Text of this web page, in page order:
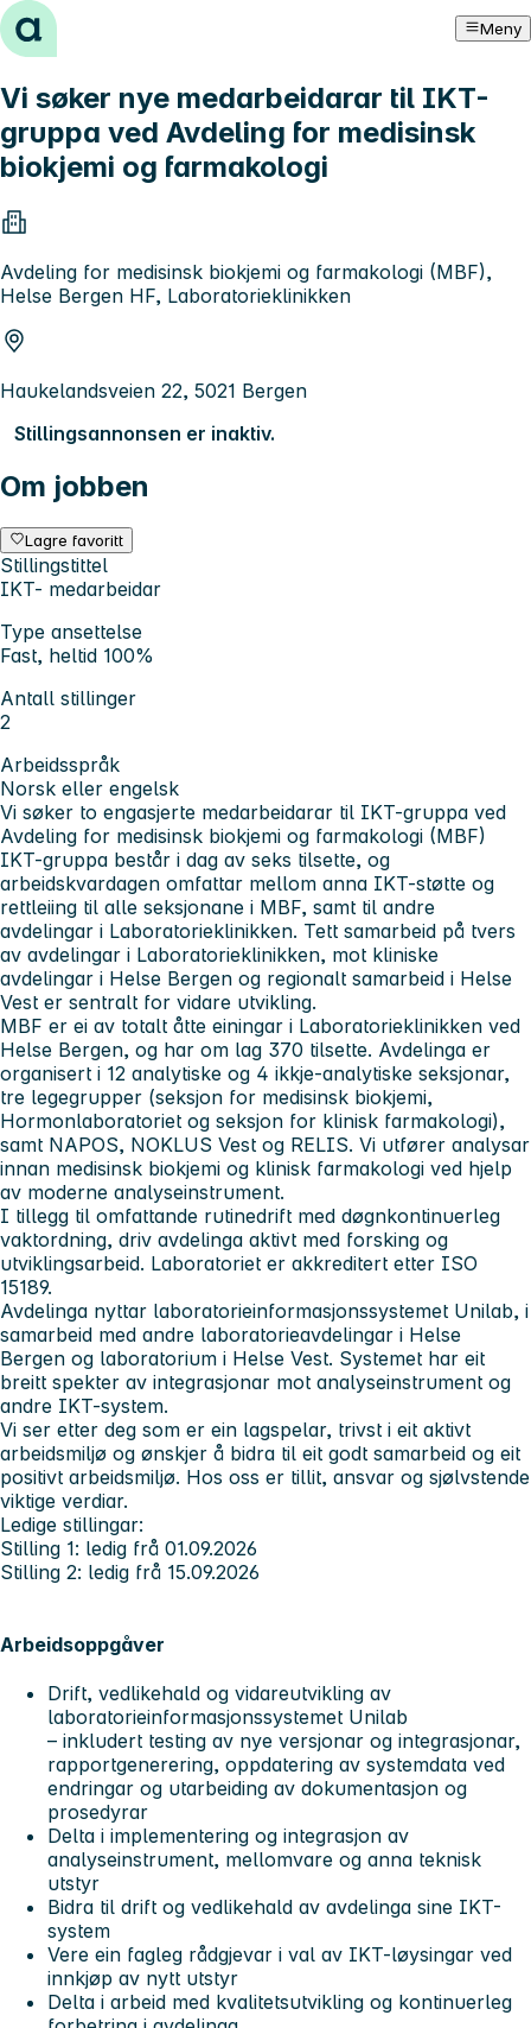
Hopp til innhold Meny
Vi søker nye medarbeidarar til IKT-
gruppa ved Avdeling for medisinsk
biokjemi og farmakologi
Avdeling for medisinsk biokjemi og farmakologi (MBF),
Helse Bergen HF, Laboratorieklinikken
Haukelandsveien 22, 5021 Bergen
Stillingsannonsen er inaktiv.
Om jobben
Lagre favoritt
Stillingstittel
IKT- medarbeidar
Type ansettelse
Fast, heltid 100%
Antall stillinger
2
Arbeidsspråk
Norsk eller engelsk
Vi søker to engasjerte medarbeidarar til IKT-gruppa ved
Avdeling for medisinsk biokjemi og farmakologi (MBF)
IKT-gruppa består i dag av seks tilsette, og
arbeidskvardagen omfattar mellom anna IKT-støtte og
rettleiing til alle seksjonane i MBF, samt til andre
avdelingar i Laboratorieklinikken. Tett samarbeid på tvers
av avdelingar i Laboratorieklinikken, mot kliniske
avdelingar i Helse Bergen og regionalt samarbeid i Helse
Vest er sentralt for vidare utvikling.
MBF er ei av totalt åtte einingar i Laboratorieklinikken ved
Helse Bergen, og har om lag 370 tilsette. Avdelinga er
organisert i 12 analytiske og 4 ikkje-analytiske seksjonar,
tre legegrupper (seksjon for medisinsk biokjemi,
Hormonlaboratoriet og seksjon for klinisk farmakologi),
samt NAPOS, NOKLUS Vest og RELIS. Vi utfører analysar
innan medisinsk biokjemi og klinisk farmakologi ved hjelp
av moderne analyseinstrument.
I tillegg til omfattande rutinedrift med døgnkontinuerleg
vaktordning, driv avdelinga aktivt med forsking og
utviklingsarbeid. Laboratoriet er akkreditert etter ISO
15189.
Avdelinga nyttar laboratorieinformasjonssystemet Unilab, i
samarbeid med andre laboratorieavdelingar i Helse
Bergen og laboratorium i Helse Vest. Systemet har eit
breitt spekter av integrasjonar mot analyseinstrument og
andre IKT-system.
Vi ser etter deg som er ein lagspelar, trivst i eit aktivt
arbeidsmiljø og ønskjer å bidra til eit godt samarbeid og eit
positivt arbeidsmiljø. Hos oss er tillit, ansvar og sjølvstende
viktige verdiar.
Ledige stillingar:
Stilling 1: ledig frå 01.09.2026
Stilling 2: ledig frå 15.09.2026
Arbeidsoppgåver
Drift, vedlikehald og vidareutvikling av
laboratorieinformasjonssystemet Unilab
– inkludert testing av nye versjonar og integrasjonar,
rapportgenerering, oppdatering av systemdata ved
endringar og utarbeiding av dokumentasjon og
prosedyrar
Delta i implementering og integrasjon av
analyseinstrument, mellomvare og anna teknisk
utstyr
Bidra til drift og vedlikehald av avdelinga sine IKT-
system
Vere ein fagleg rådgjevar i val av IKT-løysingar ved
innkjøp av nytt utstyr
Delta i arbeid med kvalitetsutvikling og kontinuerleg